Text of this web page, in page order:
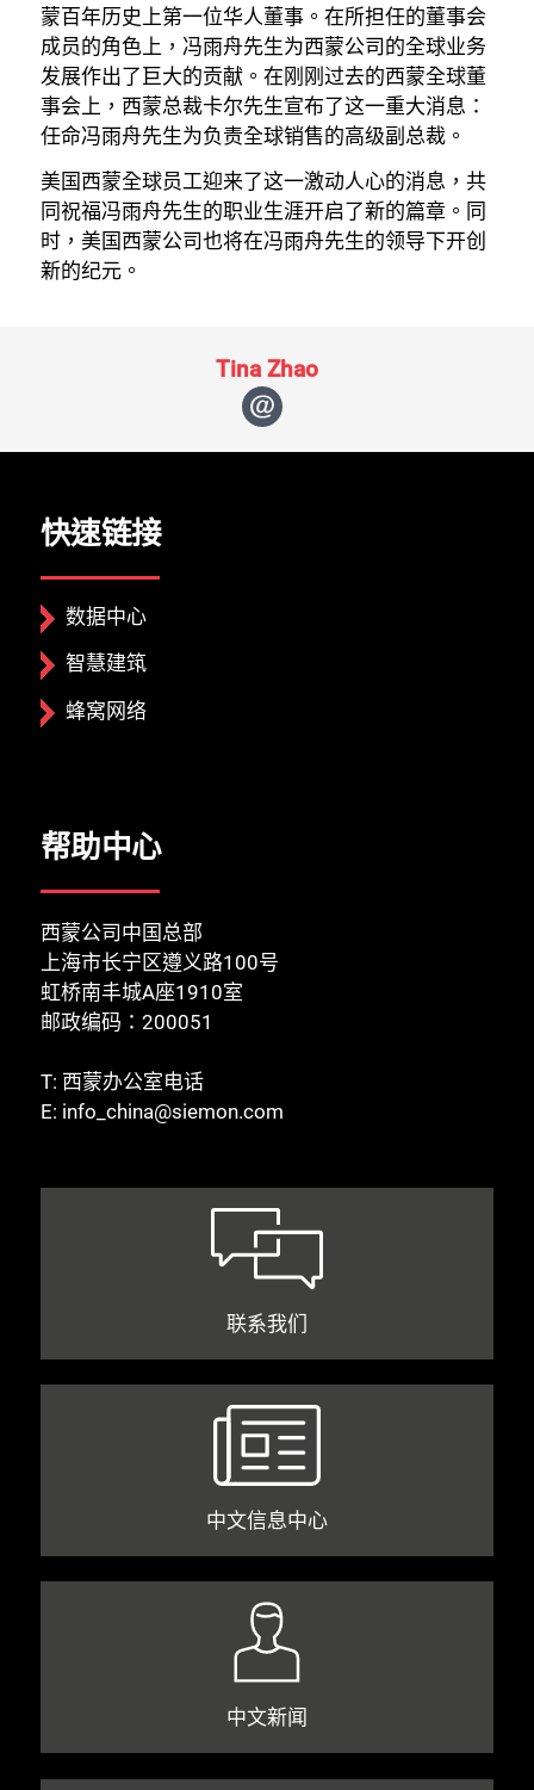
蒙百年历史上第一位华人董事。在所担任的董事会
成员的角色上，冯雨舟先生为西蒙公司的全球业务
发展作出了巨大的贡献。在刚刚过去的西蒙全球董
事会上，西蒙总裁卡尔先生宣布了这一重大消息：
任命冯雨舟先生为负责全球销售的高级副总裁。
美国西蒙全球员工迎来了这一激动人心的消息，共
同祝福冯雨舟先生的职业生涯开启了新的篇章。同
时，美国西蒙公司也将在冯雨舟先生的领导下开创
新的纪元。
Tina Zhao
快速链接
数据中心
智慧建筑
蜂窝网络
帮助中心
西蒙公司中国总部
上海市长宁区遵义路100号
虹桥南丰城A座1910室
邮政编码：200051
T: 西蒙办公室电话
E: info_china@siemon.com
联系我们
中文信息中心
中文新闻